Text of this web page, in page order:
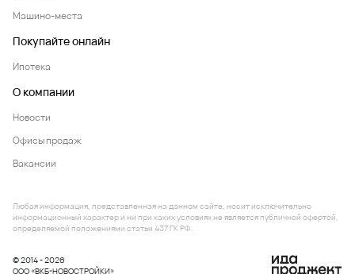
Машино-места
Покупайте онлайн
Ипотека
О компании
Новости
Офисы продаж
Вакансии
© 2014 - 2026
ООО «ВКБ-НОВОСТРОЙКИ»
Любая информация, представленная на данном сайте, носит исключительно
информационный характер и ни при каких условиях не является публичной офертой,
определяемой положениями статьи 437 ГК РФ.